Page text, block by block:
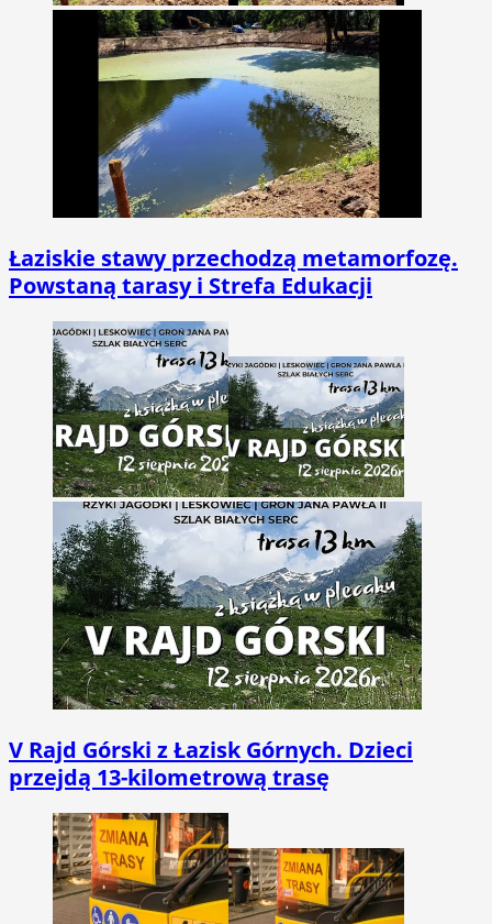
Łaziskie stawy przechodzą metamorfozę.
Powstaną tarasy i Strefa Edukacji
V Rajd Górski z Łazisk Górnych. Dzieci
przejdą 13-kilometrową trasę